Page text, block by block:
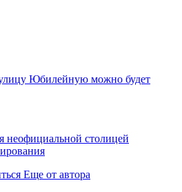
Юбилейную можно будет
неофициальной столицей
Еще от автора